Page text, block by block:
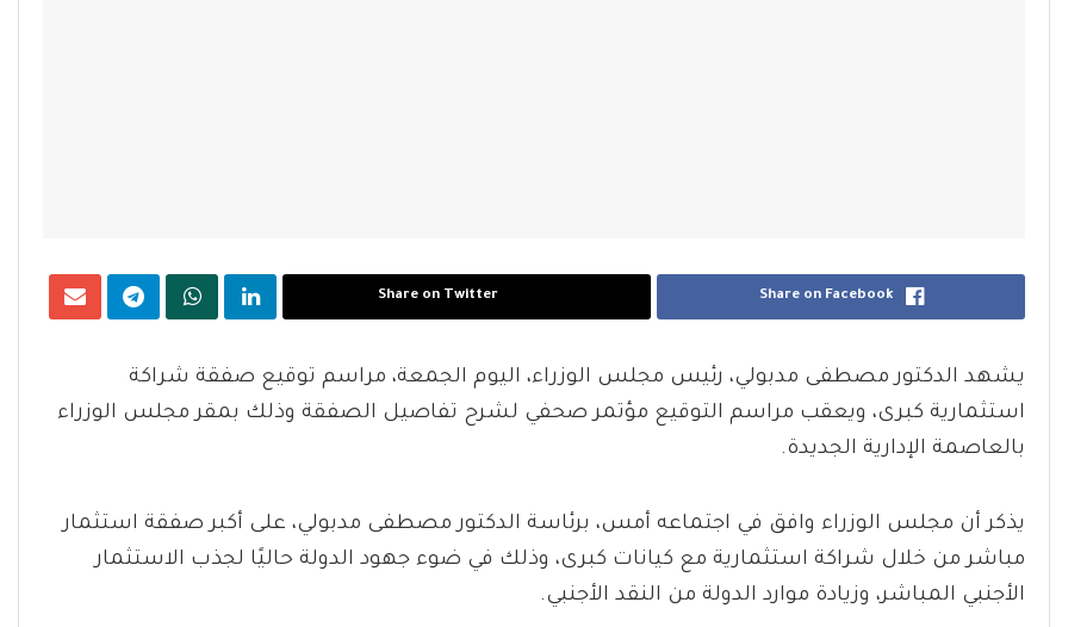
Share on Facebook
Share on Twitter
يشهد الدكتور مصطفى مدبولي، رئيس مجلس الوزراء، اليوم الجمعة، مراسم توقيع صفقة شراكة
استثمارية كبرى، ويعقب مراسم التوقيع مؤتمر صحفي لشرح تفاصيل الصفقة وذلك بمقر مجلس الوزراء
بالعاصمة الإدارية الجديدة.
يذكر أن مجلس الوزراء وافق في اجتماعه أمس، برئاسة الدكتور مصطفى مدبولي، على أكبر صفقة استثمار
مباشر من خلال شراكة استثمارية مع كيانات كبرى، وذلك في ضوء جهود الدولة حاليًا لجذب الاستثمار
الأجنبي المباشر، وزيادة موارد الدولة من النقد الأجنبي.